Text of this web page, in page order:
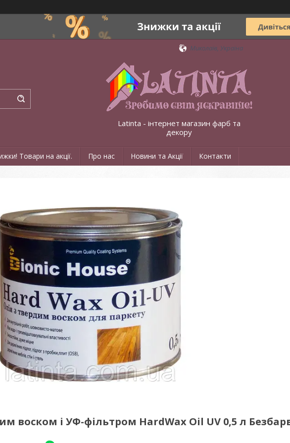
Миколаїв, Україна
Latinta - інтернет магазин фарб та
декору
Товари на акції. Про нас Новини та Акції Контакти
воском і УФ-фільтром HardWax Oil UV 0,5 л